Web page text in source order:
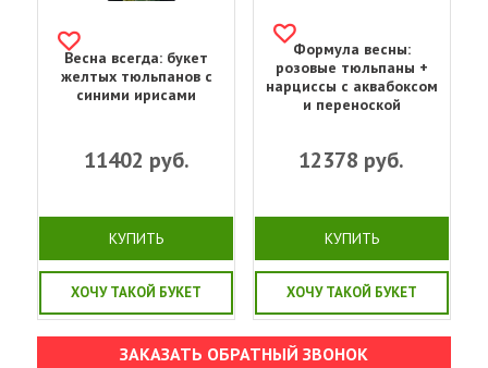
Весна всегда: букет
желтых тюльпанов с
синими ирисами
11402 руб.
КУПИТЬ
ХОЧУ ТАКОЙ БУКЕТ
Формула весны:
розовые тюльпаны +
нарциссы с аквабоксом
и переноской
12378 руб.
КУПИТЬ
ХОЧУ ТАКОЙ БУКЕТ
ЗАКАЗАТЬ ОБРАТНЫЙ ЗВОНОК